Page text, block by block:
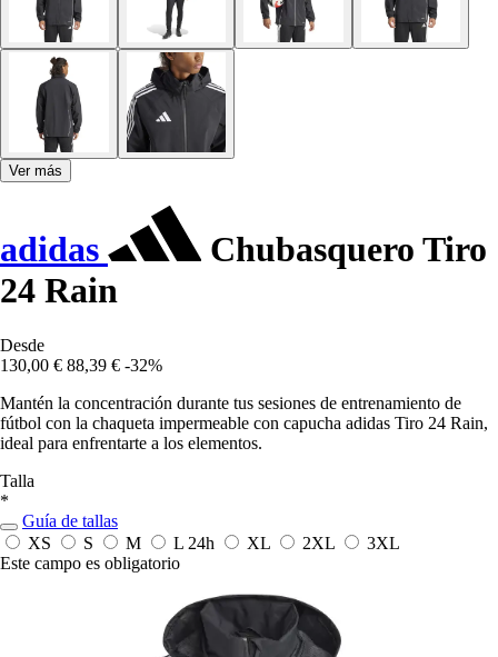
Ver más
adidas
Chubasquero Tiro
24 Rain
Desde
130,00 € 88,39 € -32%
Mantén la concentración durante tus sesiones de entrenamiento de
fútbol con la chaqueta impermeable con capucha adidas Tiro 24 Rain,
ideal para enfrentarte a los elementos.
Talla
*
Guía de tallas
XS
S M L 24h XL 2XL
3XL
Este campo es obligatorio